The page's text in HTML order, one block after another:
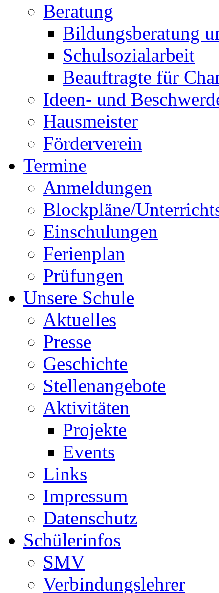
Beratung
Bildungsberatung
Schulsozialarbeit
Beauftragte für
Ideen- und
Hausmeister
Förderverein
Termine
Anmeldungen
Blockpläne/
Einschulungen
Ferienplan
Prüfungen
Unsere Schule
Aktuelles
Presse
Geschichte
Stellenangebote
Aktivitäten
Projekte
Events
Links
Impressum
Datenschutz
Schülerinfos
SMV
Verbindungslehrer